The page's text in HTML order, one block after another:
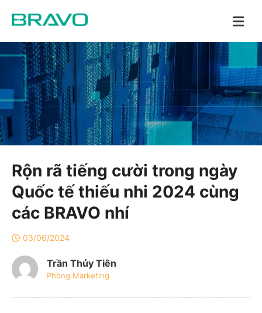
Rộn rã tiếng cười trong ngày
Quốc tế thiếu nhi 2024 cùng
các BRAVO nhí
03/06/2024
Trần Thủy Tiên
Phòng Marketing